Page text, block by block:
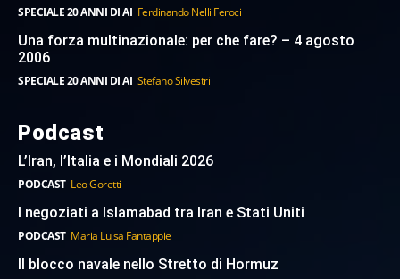
SPECIALE 20 ANNI DI AI Ferdinando Nelli Feroci
Una forza multinazionale: per che fare? – 4 agosto
2006
SPECIALE 20 ANNI DI AI Stefano Silvestri
Podcast
L’Iran, l’Italia e i Mondiali 2026
PODCAST Leo Goretti
I negoziati a Islamabad tra Iran e Stati Uniti
PODCAST Maria Luisa Fantappie
Il blocco navale nello Stretto di Hormuz